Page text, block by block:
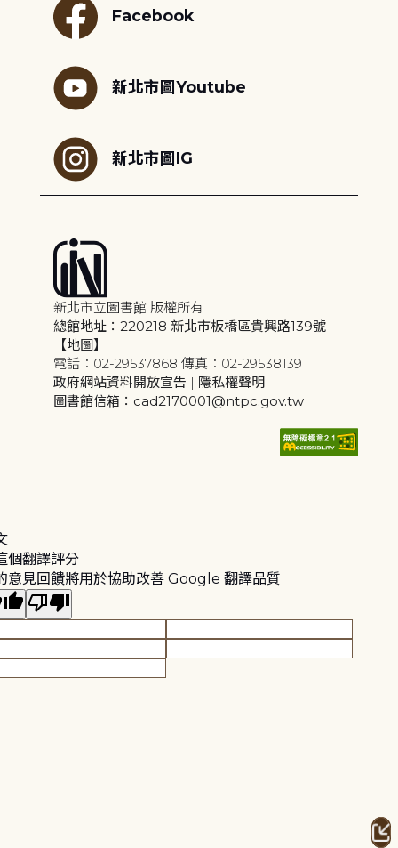
Facebook
新北市圖Youtube
新北市圖IG
新北市立圖書館 版權所有
總館地址：220218 新北市板橋區貴興路139號
【地圖】
電話：02-29537868 傳真：02-29538139
政府網站資料開放宣告 | 隱私權聲明
圖書館信箱：cad2170001@ntpc.gov.tw
個翻譯評分
意見回饋將用於協助改善 Google 翻譯品質